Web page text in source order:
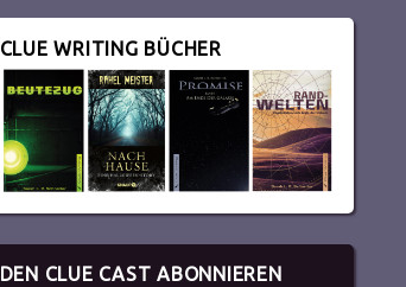
CLUE WRITING BÜCHER
DEN CLUE CAST ABONNIEREN